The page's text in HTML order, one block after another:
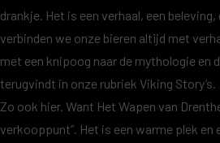
drankje. Het is een verhaal, een
verbinden we onze bieren altijd met
met een knipoog naar de mythologie en
terugvindt in onze rubriek Viking Story’s.
Zo ook hier. Want Het Wapen van
verkooppunt”. Het is een warme plek en